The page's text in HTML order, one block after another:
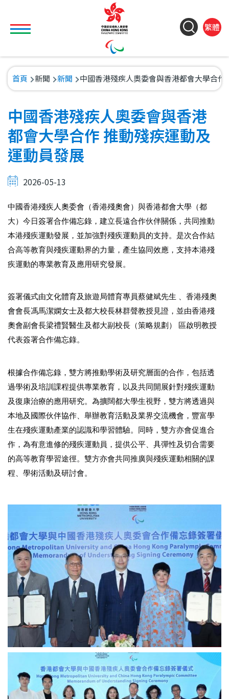
&
Font
Resize
繁體
Toggle main menu visibility
導
航
連
結
首頁 新聞 新聞 中國香港殘疾人奧委會與香港都會大學合作
中國香港殘疾人奧委會與香港
都會大學合作 推動殘疾運動及
運動員發展
2026-05-13
中國香港殘疾人奧委會（香港殘奧會）與香港都會大學（都
大）今日簽署合作備忘錄，建立長遠合作伙伴關係，共同推動
本港殘疾運動發展，並加強對殘疾運動員的支持。是次合作結
合高等教育與殘疾運動界的力量，產生協同效應，支持本港殘
疾運動的專業教育及應用研究發展。
簽署儀式由文化體育及旅遊局體育專員蔡健斌先生 、香港殘奧
會會長馮馬潔嫻女士及都大校長林群聲教授見證，並由香港殘
奧會副會長梁禮賢醫生及都大副校長（策略規劃） 區啟明教授
代表簽署合作備忘錄。
根據合作備忘錄，雙方將推動學術及研究層面的合作，包括透
過學術及培訓課程提供專業教育，以及共同開展針對殘疾運動
及復康治療的應用研究。為擴闊都大學生視野，雙方將透過與
本地及國際伙伴協作、舉辦教育活動及業界交流機會，豐富學
生在殘疾運動產業的認識和學習體驗。同時，雙方亦會促進合
作，為有意進修的殘疾運動員，提供公平、具彈性及切合需要
的高等教育學習途徑。雙方亦會共同推廣與殘疾運動相關的課
程、學術活動及研討會。